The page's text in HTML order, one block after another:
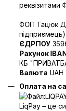
реквізитами
ФОП Тацюк
пiдприємець)
ЄДРПОУ
Рахунок
КБ
Валюта UAH
Оплата на
LiqPay – це